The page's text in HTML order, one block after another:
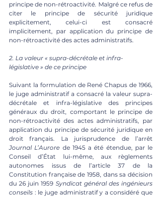
principe de non-rétroactivité. Malgré ce refus de
citer le principe de sécurité juridique
explicitement, celui-ci est consacré
implicitement, par application du principe de
non-rétroactivité des actes administratifs.
2. La valeur « supra-décrétale et infra-
législative » de ce principe
Suivant la formulation de René Chapus de 1966,
le juge administratif a consacré la valeur supra-
décrétale et infra-législative des principes
généraux du droit, comportant le principe de
non-rétroactivité des actes administratifs, par
application du principe de sécurité juridique en
Journal L’Aurore de 1945 a été étendue, par le
Conseil d’État lui-même, aux règlements
autonomes issus de l’article 37 de la
Constitution française de 1958, dans sa décision
du 26 juin 1959 Syndicat général des ingénieurs
conseils : le juge administratif y a considéré que